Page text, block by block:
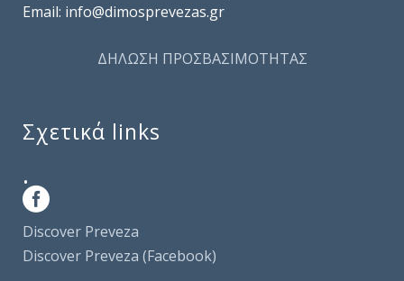
Email: info@dimosprevezas.gr
ΔΗΛΩΣΗ ΠΡΟΣΒΑΣΙΜΟΤΗΤΑΣ
Σχετικά links
.
Discover Preveza
Discover Preveza (Facebook)